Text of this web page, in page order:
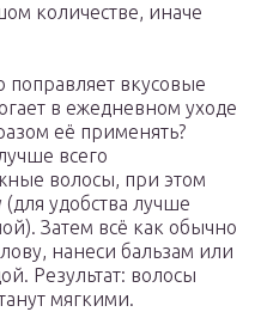
количестве, иначе
поправляет вкусовые
в ежедневном уходе
её применять?
всего
волосы, при этом
(для удобства лучше
Затем всё как обычно
нанеси бальзам или
Результат: волосы
мягкими.